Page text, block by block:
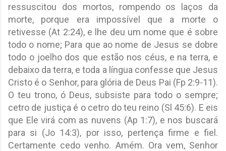
ressuscitou dos mortos, rompendo os laços da
morte, porque era impossível que a morte o
retivesse (At 2:24), e lhe deu um nome que é sobre
todo o nome; Para que ao nome de Jesus se dobre
todo o joelho dos que estão nos céus, e na terra, e
debaixo da terra, e toda a língua confesse que Jesus
Cristo é o Senhor, para glória de Deus Pai (Fp 2:9-11).
O teu trono, ó Deus, subsiste para todo o sempre;
cetro de justiça é o cetro do teu reino (Sl 45:6). E eis
que Ele virá com as nuvens (Ap 1:7), e nos buscará
para si (Jo 14:3), por isso, pertença firme e fiel.
Certamente cedo venho. Amém. Ora vem, Senhor